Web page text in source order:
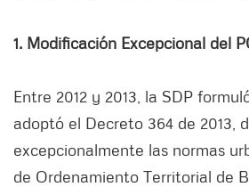
1. Modificación Excepcional del
Entre 2012 y 2013, la SDP
adoptó el Decreto 364 de 2013,
excepcionalmente las normas
de Ordenamiento Territorial de